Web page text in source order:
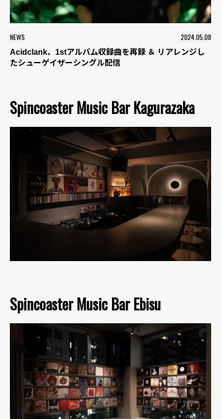
NEWS 2024.05.08
Acidclank、1stアルバム収録曲を再録 ＆ リアレンジし
たシューゲイザーシングル配信
Spincoaster Music Bar Kagurazaka
Spincoaster Music Bar Ebisu